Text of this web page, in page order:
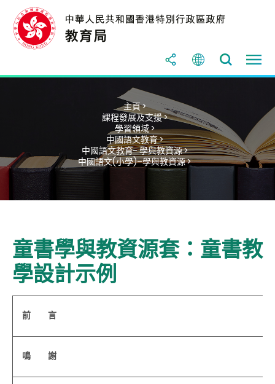
主頁 >
課程發展及支援 >
學習領域 >
中國語文教育 >
中國語文教育- 學與教資源 >
中國語文(小學)–學與教資源 >
童書學與教資源套：童書教
學設計示例
前 言
鳴 謝